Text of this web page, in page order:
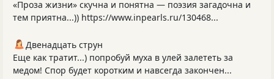
«Проза жизни» скучна и понятна — поэзия загадочна и
тем приятна...)) https://www.inpearls.ru/130468...
Двенадцать струн
Еще как тратит...) попробуй муха в улей залететь за
медом! Спор будет коротким и навсегда закончен...